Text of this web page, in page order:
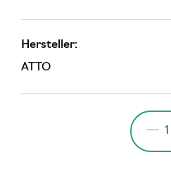
Hersteller:
ATTO
1